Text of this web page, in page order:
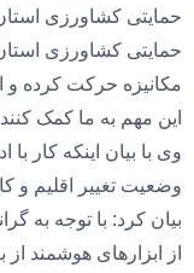
حمایتی کشاورزی
حمایتی کشاورزی
مکانیزه حرکت کرده و
این مهم به ما کمک
وی با بیان اینکه کار
وضعیت تغییر اقلیم و
بیان کرد: با توجه به
از ابزارهای هوشمند